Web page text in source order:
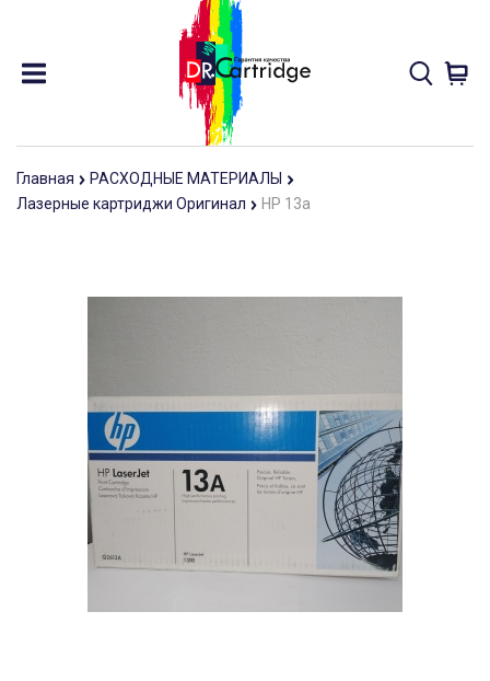
Главная
РАСХОДНЫЕ МАТЕРИАЛЫ
Лазерные картриджи Оригинал
HP 13а